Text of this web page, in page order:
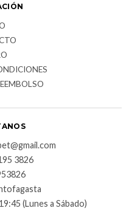
3826
(Lunes a Sábado)